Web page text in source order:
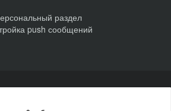
раздел
push сообщений
магазин ОПТ-ХОЗ, 2011-2026